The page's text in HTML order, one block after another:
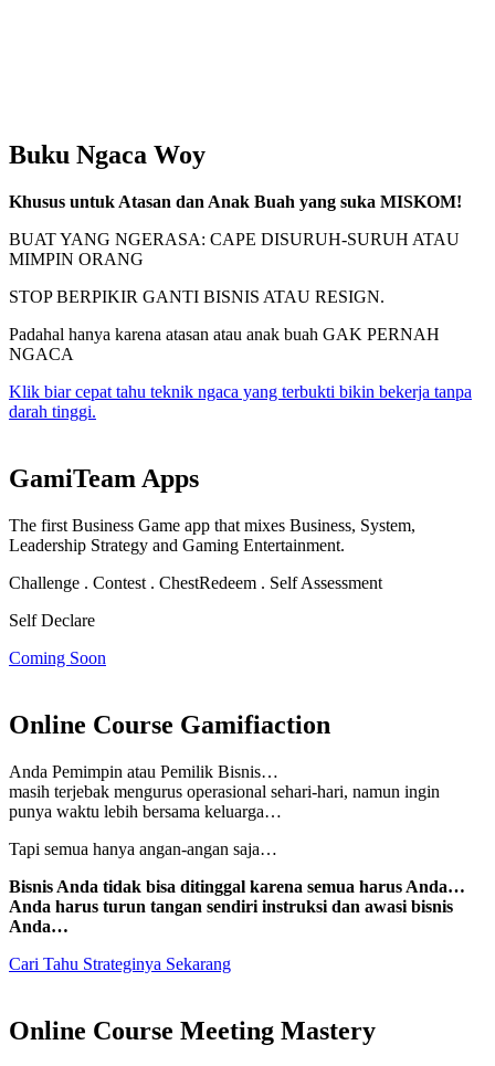
Buku Ngaca Woy
Khusus untuk Atasan dan Anak Buah yang suka MISKOM!
BUAT YANG NGERASA: CAPE DISURUH-SURUH ATAU
MIMPIN ORANG
STOP BERPIKIR GANTI BISNIS ATAU RESIGN.
Padahal hanya karena atasan atau anak buah GAK PERNAH
NGACA
Klik biar cepat tahu teknik ngaca yang terbukti bikin bekerja tanpa
darah tinggi.
GamiTeam Apps
The first Business Game app that mixes Business, System,
Leadership Strategy and Gaming Entertainment.
Challenge . Contest . ChestRedeem . Self Assessment
Self Declare
Coming Soon
Online Course Gamifiaction
Anda Pemimpin atau Pemilik Bisnis…
masih terjebak mengurus operasional sehari-hari, namun ingin
punya waktu lebih bersama keluarga…
Tapi semua hanya angan-angan saja…
Bisnis Anda tidak bisa ditinggal karena semua harus Anda…
Anda harus turun tangan sendiri instruksi dan awasi bisnis
Anda…
Cari Tahu Strateginya Sekarang
Online Course Meeting Mastery